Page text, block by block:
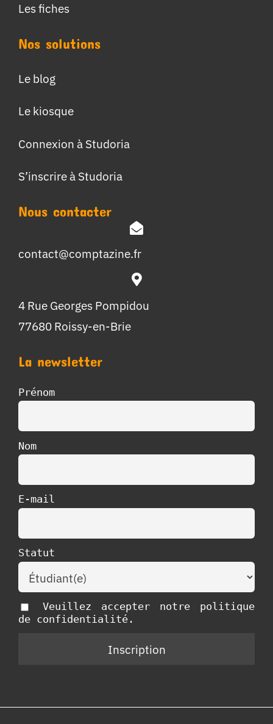
Les fiches
Nos solutions
Le blog
Le kiosque
Connexion à Studoria
S’inscrire à Studoria
Nous contacter
contact@comptazine.fr
4 Rue Georges Pompidou
77680 Roissy-en-Brie
La newsletter
Prénom
Nom
E-mail
Statut
Veuillez accepter notre politique
de confidentialité.